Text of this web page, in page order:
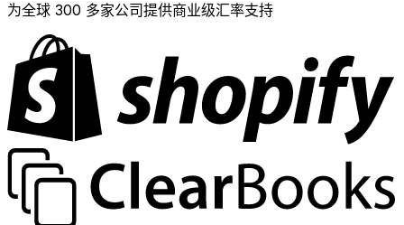
为全球 300 多家公司提供商业级汇率支持